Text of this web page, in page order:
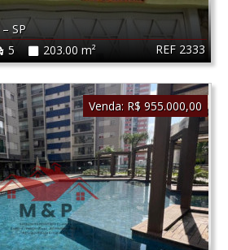
REF 2333
– SP
5 203.00 m²
Venda: R$ 955.000,00